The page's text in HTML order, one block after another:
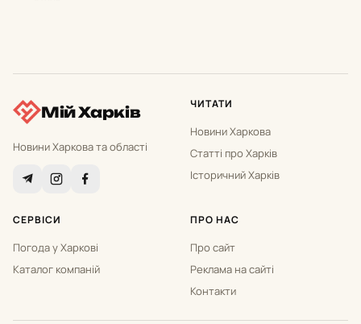
Мій Харків
Новини Харкова та області
ЧИТАТИ
Новини Харкова
Статті про Харків
Історичний Харків
СЕРВІСИ
Погода у Харкові
Каталог компаній
ПРО НАС
Про сайт
Реклама на сайті
Контакти